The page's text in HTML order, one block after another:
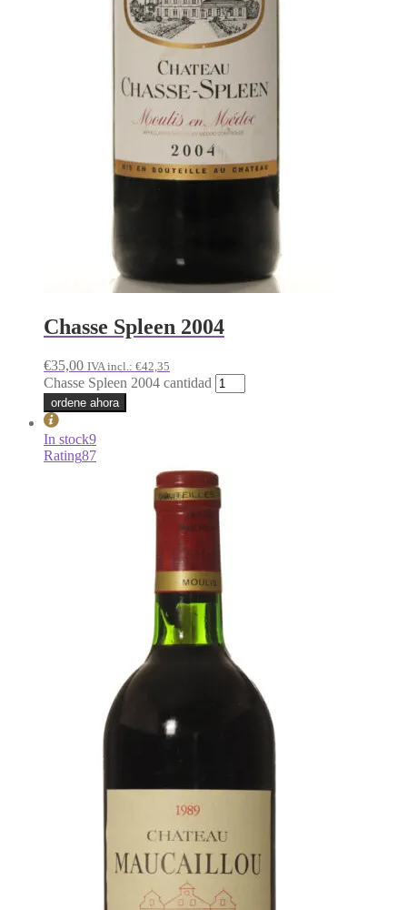
Chasse Spleen 2004
€35,00 IVA incl.: €42,35
Chasse Spleen 2004 cantidad
ordene ahora
In stock9
Rating87